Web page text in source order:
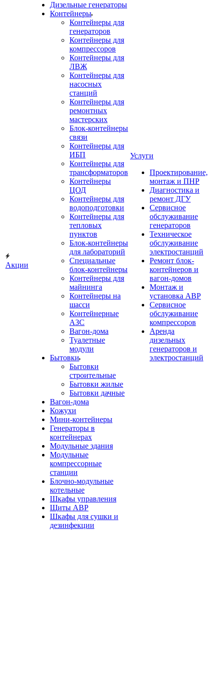
Акции
Дизельные генераторы
Контейнеры
Контейнеры для
генераторов
Контейнеры для
компрессоров
Контейнеры для
ЛВЖ
Контейнеры для
насосных
станций
Контейнеры для
ремонтных
мастерских
Блок-контейнеры
связи
Контейнеры для
ИБП
Контейнеры для
трансформаторов
Контейнеры
ЦОД
Контейнеры для
водоподготовки
Контейнеры для
тепловых
пунктов
Блок-контейнеры
для лабораторий
Специальные
блок-контейнеры
Контейнеры для
майнинга
Контейнеры на
шасси
Контейнерные
АЗС
Вагон-дома
Туалетные
модули
Бытовки
Бытовки
строительные
Бытовки жилые
Бытовки дачные
Вагон-дома
Кожухи
Мини-контейнеры
Генераторы в
контейнерах
Модульные здания
Модульные
компрессорные
станции
Блочно-модульные
котельные
Шкафы управления
Щиты АВР
Шкафы для сушки и
дезинфекции
Услуги
Проектирование,
монтаж и ПНР
Диагностика и
ремонт ДГУ
Сервисное
обслуживание
генераторов
Техническое
обслуживание
электростанций
Ремонт блок-
контейнеров и
вагон-домов
Монтаж и
установка АВР
Сервисное
обслуживание
компрессоров
Аренда
дизельных
генераторов и
электростанций